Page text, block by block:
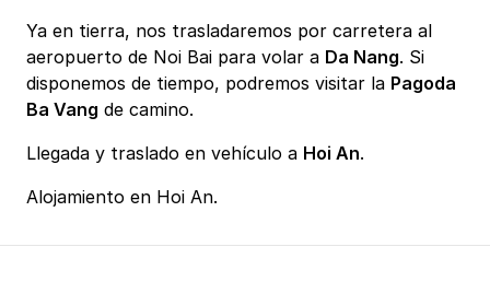
Ya en tierra, nos trasladaremos por carretera al
aeropuerto de Noi Bai para volar a Da Nang. Si
disponemos de tiempo, podremos visitar la Pagoda
Ba Vang de camino.
Llegada y traslado en vehículo a Hoi An.
Alojamiento en Hoi An.